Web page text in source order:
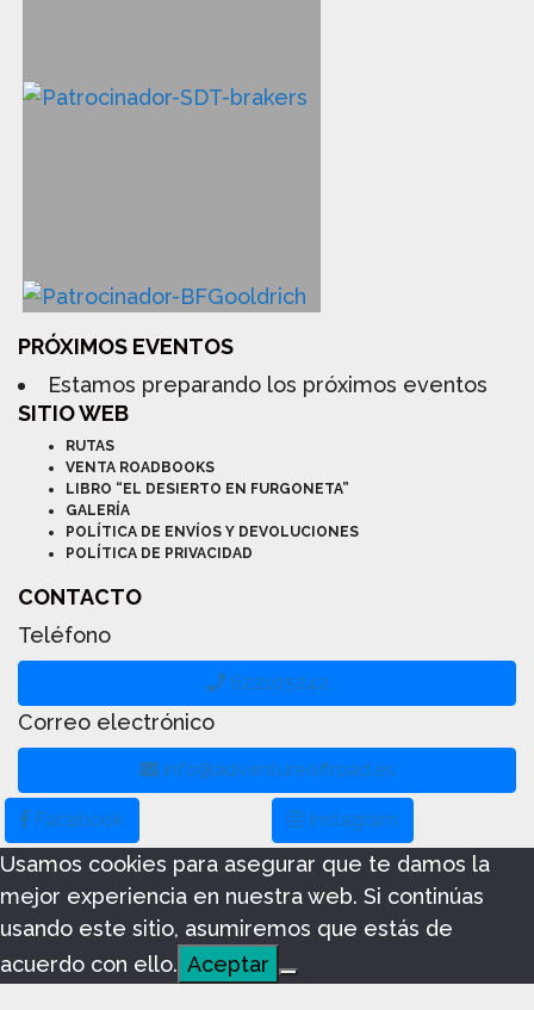
PRÓXIMOS EVENTOS
Estamos preparando los próximos eventos
SITIO WEB
RUTAS
VENTA ROADBOOKS
LIBRO “EL DESIERTO EN FURGONETA”
GALERÍA
POLÍTICA DE ENVÍOS Y DEVOLUCIONES
POLÍTICA DE PRIVACIDAD
CONTACTO
Teléfono
622105242
Correo electrónico
info@adventureoffroad.es
Facebook Instagram
Usamos cookies para asegurar que te damos la
mejor experiencia en nuestra web. Si continúas
usando este sitio, asumiremos que estás de
acuerdo con ello. Aceptar